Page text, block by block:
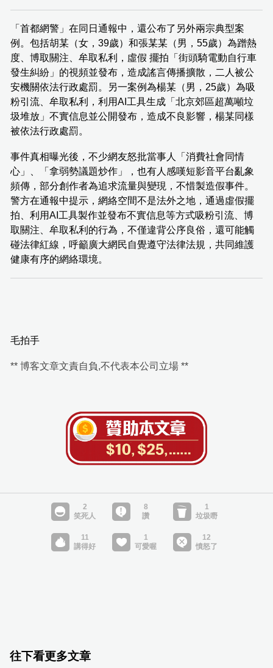
「首都網警」在同日通報中，還公布了另外兩宗典型案
例。包括胡某（女，39歲）和張某某（男，55歲）為蹭熱
度、博取關注、牟取私利，虛假 擺拍「街頭騎電動自行車
發生糾紛」的視頻並發布，造成謠言傳播擴散，二人被公
安機關依法行政處罰。另一案例為楊某（男，25歲）為吸
粉引流、牟取私利，利用AI工具生成「北京郊區超萬噸垃
圾堆放」不實信息並公開發布，造成不良影響，楊某同樣
被依法行政處罰。
事件真相曝光後，不少網友怒批當事人「消費社會同情
心」、「拿弱勢議題炒作」，也有人感嘆短影音平台亂象
頻傳，部分創作者為追求流量與變現，不惜製造假事件。
警方在通報中提示，網絡空間不是法外之地，通過虛假擺
拍、利用AI工具製作並發布不實信息等方式吸粉引流、博
取關注、牟取私利的行為，不僅違背公序良俗，還可能觸
碰法律紅線，呼籲廣大網民自覺遵守法律法規，共同維護
健康有序的網絡環境。
毛拍手
** 博客文章文責自負,不代表本公司立場 **
往下看更多文章